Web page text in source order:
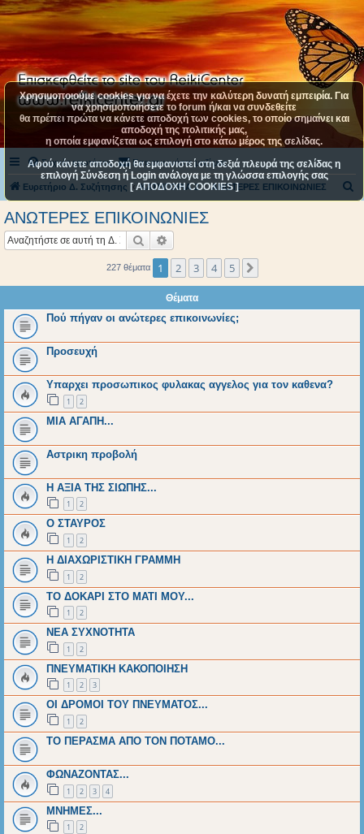
Συχνές ερωτήσεις Επικοινωνήστε μαζί μας
Ευρετήριο Δ. Συζήτησης ΚΑΤΗΓΟΡΙΑ 2 ΑΝΩΤΕΡΕΣ ΕΠΙΚΟΙΝΩΝΙΕΣ
η
ΑΝΩΤΕΡΕΣ ΕΠΙΚΟΙΝΩΝΙΕΣ
Αναζήτηση
227 θέματα 1 2 3 4 5
Θέματα
Πού πήγαν οι ανώτερες επικοινωνίες;
Προσευχή
Υπαρχει προσωπικος φυλακας αγγελος για τον καθενα?
1 2
ΜΙΑ ΑΓΑΠΗ...
Αστρικη προβολή
Η ΑΞΙΑ ΤΗΣ ΣΙΩΠΗΣ...
1 2
Ο ΣΤΑΥΡΟΣ
1 2
Η ΔΙΑΧΩΡΙΣΤΙΚΗ ΓΡΑΜΜΗ
1 2
ΤΟ ΔΟΚΑΡΙ ΣΤΟ ΜΑΤΙ ΜΟΥ...
1 2
ΝΕΑ ΣΥΧΝΟΤΗΤΑ
1 2
ΠΝΕΥΜΑΤΙΚΗ ΚΑΚΟΠΟΙΗΣΗ
1 2 3
ΟΙ ΔΡΟΜΟΙ ΤΟΥ ΠΝΕΥΜΑΤΟΣ...
1 2
ΤΟ ΠΕΡΑΣΜΑ ΑΠΟ ΤΟΝ ΠΟΤΑΜΟ...
ΦΩΝΑΖΟΝΤΑΣ...
1 2 3 4
ΜΝΗΜΕΣ...
1 2
Χρησιμοποιούμε cookies για να έχετε την καλύτερη δυνατή εμπειρία. Για
να χρησιμοποιήσετε το forum ή/και να συνδεθείτε
θα πρέπει πρώτα να κάνετε αποδοχή των cookies, το οποίο σημαίνει και
αποδοχή της πολιτικής μας,
η οποία εμφανίζεται ως επιλογή στο κάτω μέρος της σελίδας.
Αφού κάνετε αποδοχή θα εμφανιστεί στη δεξιά πλευρά της σελίδας η
επιλογή Σύνδεση ή Login ανάλογα με τη γλώσσα επιλογής σας
[ ΑΠΟΔΟΧΗ COOKIES ]